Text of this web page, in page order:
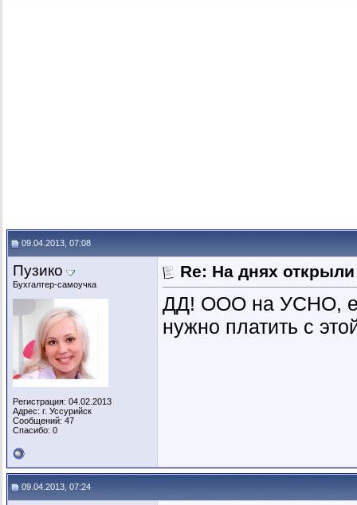
09.04.2013, 07:08
Пузико
Бухгалтер-самоучка
Регистрация: 04.02.2013
Адрес: г. Уссурийск
Сообщений: 47
Спасибо: 0
Re: На днях
ДД! ООО на УСНО,
нужно платить с
09.04.2013, 07:24